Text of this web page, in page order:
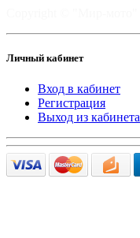
Личный кабинет
Вход в кабинет
Регистрация
Выход из кабинета